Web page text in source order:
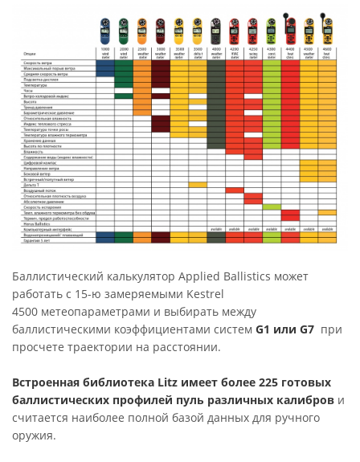
Баллистический калькулятор Applied Ballistics может
работать с 15-ю замеряемыми Kestrel
4500 метеопараметрами и выбирать между
баллистическими коэффициентами систем G1 или G7 при
просчете траектории на расстоянии.
Встроенная библиотека Litz имеет более 225 готовых
баллистических профилей пуль различных калибров и
считается наиболее полной базой данных для ручного
оружия.